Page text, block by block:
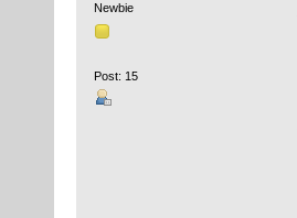
Newbie
Post: 15